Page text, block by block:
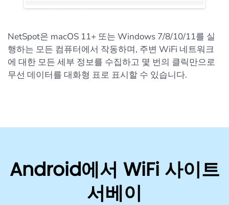
NetSpot은 macOS 11+ 또는 Windows 7/8/10/11를 실
행하는 모든 컴퓨터에서 작동하며, 주변 WiFi 네트워크
에 대한 모든 세부 정보를 수집하고 몇 번의 클릭만으로
무선 데이터를 대화형 표로 표시할 수 있습니다.
Android에서 WiFi 사이트
서베이